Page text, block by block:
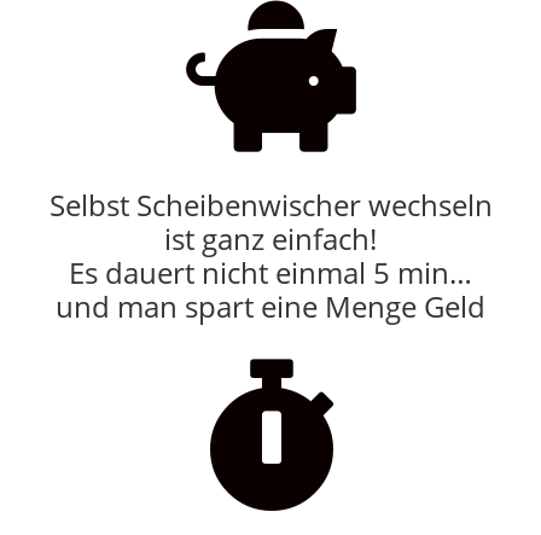

Selbst Scheibenwischer wechseln
ist ganz einfach!
Es dauert nicht einmal 5 min…
und man spart eine Menge Geld
